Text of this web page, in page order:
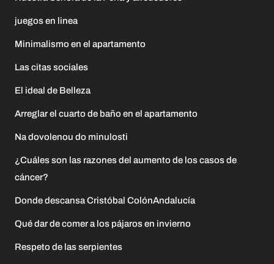
juegos en linea
Minimalismo en el apartamento
Las citas sociales
El ideal de Belleza
Arreglar el cuarto de baño en el apartamento
Na dovolenou do minulosti
¿Cuáles son las razones del aumento de los casos de
cáncer?
Donde descansa Cristóbal ColónAndalucía
Qué dar de comer a los pájaros en invierno
Respeto de las serpientes